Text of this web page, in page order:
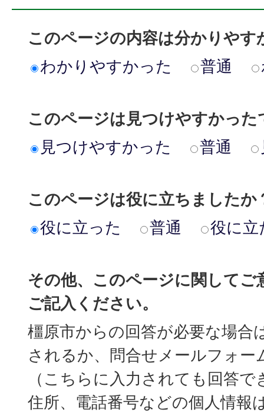
このページの内容は分かりやす
わかりやすかった
普通
このページは見つけやすかった
見つけやすかった
普通
このページは役に立ちましたか
役に立った
普通 役に立
その他、このページに関してご
ご記入ください。
橿原市からの回答が必要な場合
されるか、問合せメールフォー
（こちらに入力されても回答
住所、電話番号などの個人情報